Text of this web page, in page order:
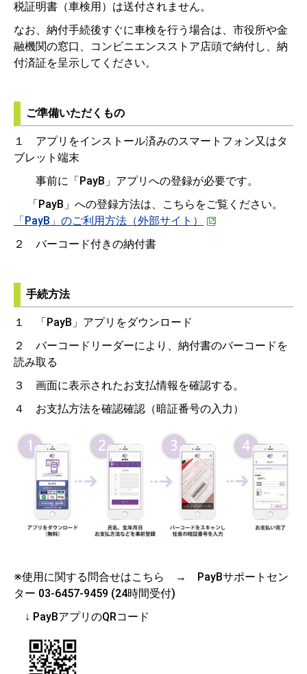
税証明書（車検用）は送付されません。
なお、納付手続後すぐに車検を行う場合は、市役所や金
融機関の窓口、コンビニエンスストア店頭で納付し、納
付済証を呈示してください。
ご準備いただくもの
１ アプリをインストール済みのスマートフォン又はタ
ブレット端末
事前に「PayB」アプリへの登録が必要です。
「PayB」への登録方法は、こちらをご覧ください。
「PayB」のご利用方法（外部サイト）
２ バーコード付きの納付書
手続方法
１ 「PayB」アプリをダウンロード
２ バーコードリーダーにより、納付書のバーコードを
読み取る
３ 画面に表示されたお支払情報を確認する。
４ お支払方法を確認確認（暗証番号の入力）
※使用に関する問合せはこちら → PayBサポートセン
ター 03-6457-9459 (24時間受付)
↓ PayBアプリのQRコード